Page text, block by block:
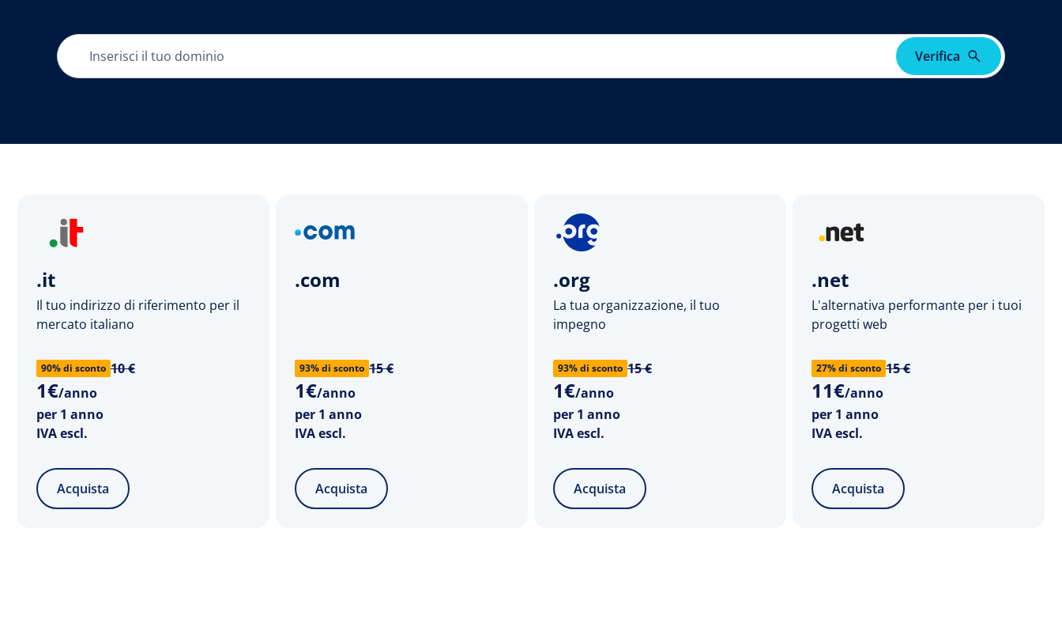
Verifica
.it
Il tuo indirizzo di riferimento per il
mercato italiano
90% di sconto 10 €
1€/anno
per 1 anno
IVA escl.
Acquista
.com
93% di sconto 15 €
1€/anno
per 1 anno
IVA escl.
Acquista
.org
La tua organizzazione, il tuo
impegno
93% di sconto 15 €
1€/anno
per 1 anno
IVA escl.
Acquista
.net
L'alternativa performante per i tuoi
progetti web
27% di sconto 15 €
11€/anno
per 1 anno
IVA escl.
Acquista